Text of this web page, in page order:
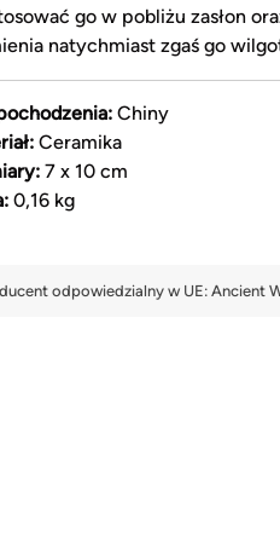
go w pobliżu zasłon
natychmiast zgaś go
Chiny
Ceramika
7 x 10 cm
0,16 kg